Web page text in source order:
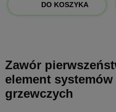
DO KOSZYKA
Zawór
element
grzewczych